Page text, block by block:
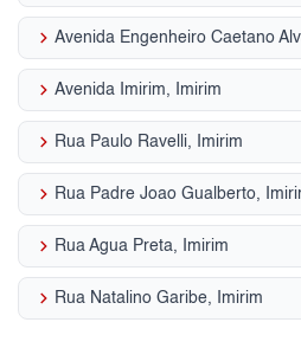
keyboard_arrow_right Avenida Engenheiro Caetano
keyboard_arrow_right Avenida Imirim, Imirim
keyboard_arrow_right Rua Paulo Ravelli, Imirim
keyboard_arrow_right Rua Padre Joao Gualberto,
keyboard_arrow_right Rua Agua Preta, Imirim
keyboard_arrow_right Rua Natalino Garibe, Imirim